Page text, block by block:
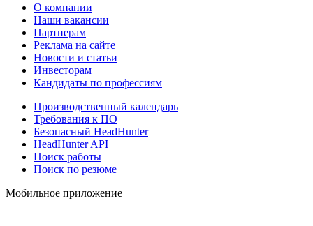
О компании
Наши вакансии
Партнерам
Реклама на сайте
Новости и статьи
Инвесторам
Кандидаты по профессиям
Производственный календарь
Требования к ПО
Безопасный HeadHunter
HeadHunter API
Поиск работы
Поиск по резюме
Мобильное приложение